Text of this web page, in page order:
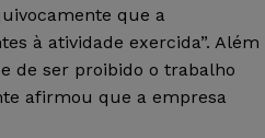
que a
à atividade exercida”. Além
de ser proibido o trabalho
afirmou que a empresa